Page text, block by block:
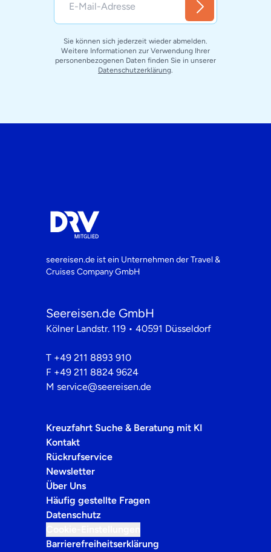
Sie können sich jederzeit wieder abmelden.
Weitere Informationen zur Verwendung Ihrer
personenbezogenen Daten finden Sie in unserer
Datenschutzerklärung.
seereisen.de ist ein Unternehmen der
Seereisen.de GmbH
T
+49 211 8893 910
F +49 211 8824 9624
Kreuzfahrt Suche & Beratung mit KI
Kontakt
Rückrufservice
Newsletter
Über Uns
Häufig gestellte Fragen
Datenschutz
Cookie-Einstellungen